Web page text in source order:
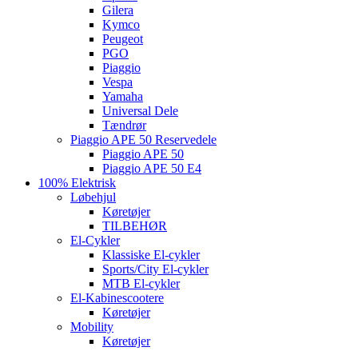
Gilera
Kymco
Peugeot
PGO
Piaggio
Vespa
Yamaha
Universal Dele
Tændrør
Piaggio APE 50 Reservedele
Piaggio APE 50
Piaggio APE 50 E4
100% Elektrisk
Løbehjul
Køretøjer
TILBEHØR
El-Cykler
Klassiske El-cykler
Sports/City El-cykler
MTB El-cykler
El-Kabinescootere
Køretøjer
Mobility
Køretøjer